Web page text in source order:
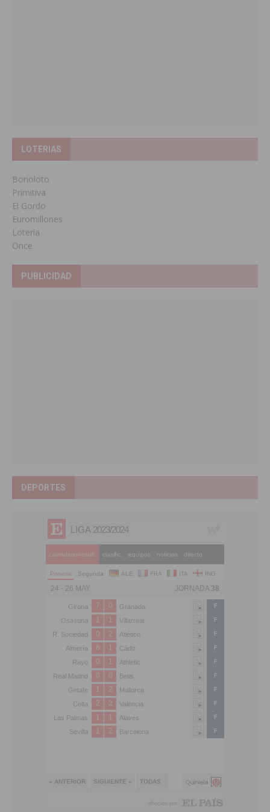
LOTERIAS
Bonoloto
Primitiva
El Gordo
Euromillones
Loteria
Once
PUBLICIDAD
DEPORTES